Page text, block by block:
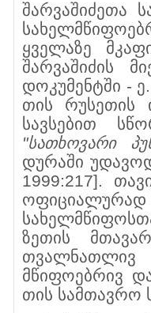
შარვაშიძეთა
ყველაზე
შარვაშიძის
დოკუმენტში -
თის რუ­სე­თის
სავსებით
"სათხოვარი
დურაში
1999:217].
ზეთის
მწიფოებრივ
თის სამთავრო